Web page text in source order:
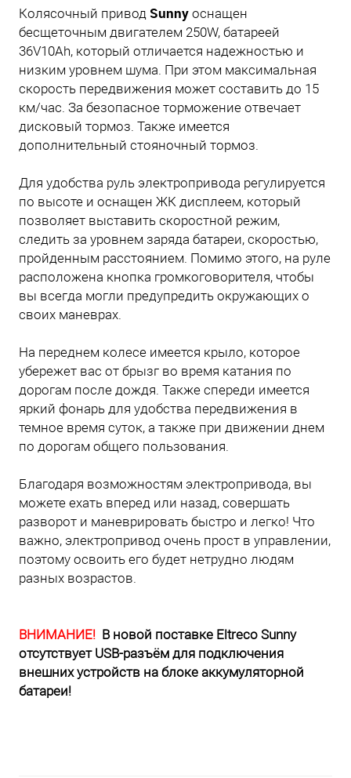
Колясочный привод Sunny оснащен
бесщеточным двигателем 250W, батареей
36V10Ah, который отличается надежностью и
низким уровнем шума. При этом максимальная
скорость передвижения может составить до 15
км/час. За безопасное торможение отвечает
дисковый тормоз. Также имеется
дополнительный стояночный тормоз.
Для удобства руль электропривода регулируется
по высоте и оснащен ЖК дисплеем, который
позволяет выставить скоростной режим,
следить за уровнем заряда батареи, скоростью,
пройденным расстоянием. Помимо этого, на руле
расположена кнопка громкоговорителя, чтобы
вы всегда могли предупредить окружающих о
своих маневрах.
На переднем колесе имеется крыло, которое
убережет вас от брызг во время катания по
дорогам после дождя. Также спереди имеется
яркий фонарь для удобства передвижения в
темное время суток, а также при движении днем
по дорогам общего пользования.
Благодаря возможностям электропривода, вы
можете ехать вперед или назад, совершать
разворот и маневрировать быстро и легко! Что
важно, электропривод очень прост в управлении,
поэтому освоить его будет нетрудно людям
разных возрастов.
ВНИМАНИЕ! В новой поставке Eltreco Sunny
отсутствует USB-разъём для подключения
внешних устройств на блоке аккумуляторной
батареи!